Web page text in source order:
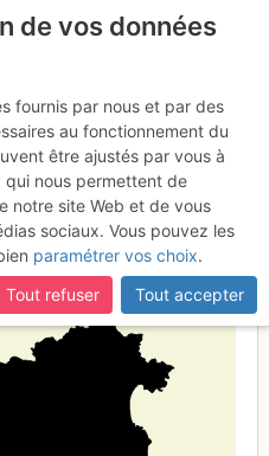
Girona
de vos données
fournis par nous et par des
au fonctionnement du
être ajustés par vous à
nous permettent de
notre site Web et de vous
sociaux. Vous pouvez les
paramétrer vos choix.
Tout refuser
Tout accepter